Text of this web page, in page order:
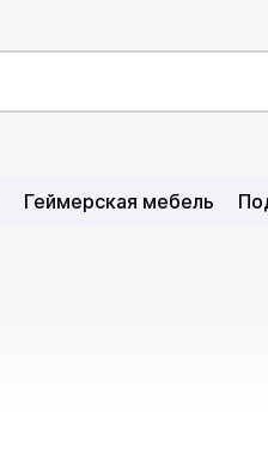
Геймерская мебель